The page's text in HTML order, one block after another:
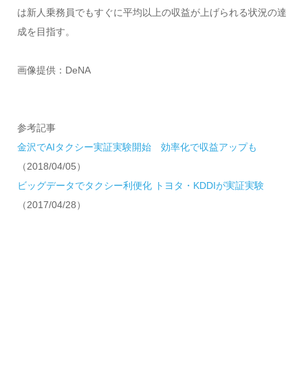
は新人乗務員でもすぐに平均以上の収益が上げられる状況の達
成を目指す。
画像提供：DeNA
参考記事
金沢でAIタクシー実証実験開始 効率化で収益アップも
（2018/04/05）
ビッグデータでタクシー利便化 トヨタ・KDDIが実証実験
（2017/04/28）